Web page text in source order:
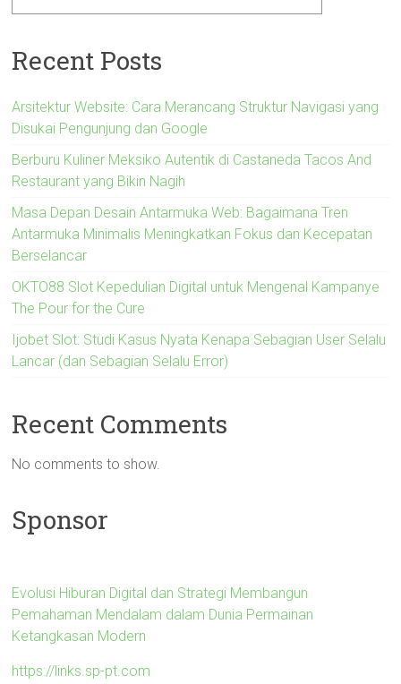
Recent Posts
Arsitektur Website: Cara Merancang Struktur Navigasi yang
Disukai Pengunjung dan Google
Berburu Kuliner Meksiko Autentik di Castaneda Tacos And
Restaurant yang Bikin Nagih
Masa Depan Desain Antarmuka Web: Bagaimana Tren
Antarmuka Minimalis Meningkatkan Fokus dan Kecepatan
Berselancar
OKTO88 Slot Kepedulian Digital untuk Mengenal Kampanye
The Pour for the Cure
Ijobet Slot: Studi Kasus Nyata Kenapa Sebagian User Selalu
Lancar (dan Sebagian Selalu Error)
Recent Comments
No comments to show.
Sponsor
Evolusi Hiburan Digital dan Strategi Membangun
Pemahaman Mendalam dalam Dunia Permainan
Ketangkasan Modern
https://links.sp-pt.com